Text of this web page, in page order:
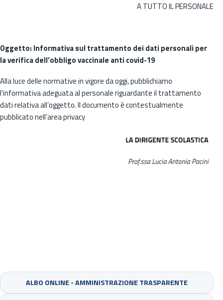
A TUTTO IL PERSONALE
Oggetto: Informativa sul trattamento dei dati personali per
la verifica dell’obbligo vaccinale anti covid-19
Alla luce delle normative in vigore da oggi, pubblichiamo
l’informativa adeguata al personale riguardante il trattamento
dati relativa all’oggetto. Il documento è contestualmente
pubblicato nell’area privacy
ALBO ONLINE - AMMINISTRAZIONE TRASPARENTE